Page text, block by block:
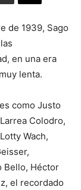
de 1939, Sago
en una era
lenta.
como Justo
Colodro,
Wach,
Bello, Héctor
el recordado